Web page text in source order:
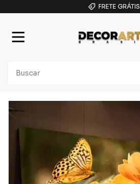
FRETE GRÁTIS